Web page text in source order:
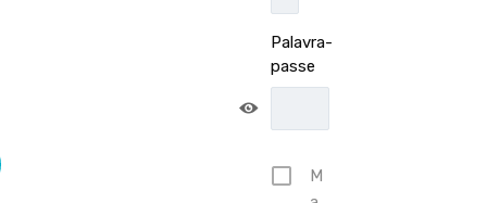
Palavra-
passe
M